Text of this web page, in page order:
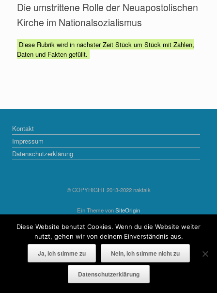
Die umstrittene Rolle der Neuapostolischen
Kirche im Nationalsozialismus
Diese Rubrik wird in nächster Zeit Stück um Stück mit Zahlen,
Daten und Fakten gefüllt.
Kontakt
Impressum
Datenschutzerklärung
© COPYRIGHT 2013-2022 naktalk
Ein Theme vonSiteOrigin
Diese Website benutzt Cookies. Wenn du die Website weiter
nutzt, gehen wir von deinem Einverständnis aus.
Ja, ich stimme zu Nein, ich stimme nicht zu
Datenschutzerklärung